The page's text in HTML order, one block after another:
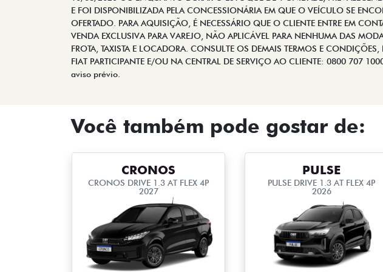
E FOI DISPONIBILIZADA PELA CONCESSIONÁRIA EM QUE O VEÍCULO SE
OFERTADO. PARA AQUISIÇÃO, É NECESSÁRIO QUE O CLIENTE ENTRE EM
VENDA EXCLUSIVA PARA VAREJO, NÃO APLICÁVEL PARA NENHUMA DAS
FROTA, TAXISTA E LOCADORA. CONSULTE OS DEMAIS TERMOS E
FIAT PARTICIPANTE E/OU NA CENTRAL DE SERVIÇO AO CLIENTE: 0800
aviso prévio.
Você também pode gostar de:
CRONOS
CRONOS DRIVE 1.3 AT FLEX 4P
2027
PULSE
PULSE DRIVE 1.3 AT FLEX 4P
2026